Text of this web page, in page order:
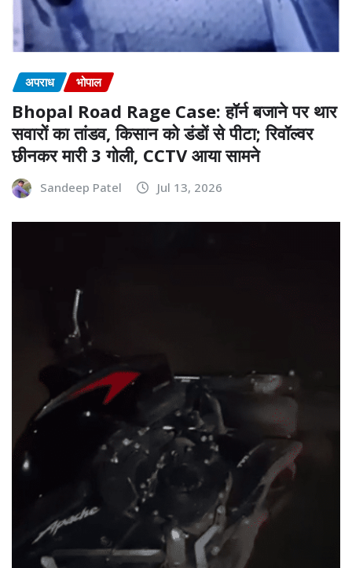
अपराध भोपाल
Bhopal Road Rage Case: हॉर्न बजाने पर थार
सवारों का तांडव, किसान को डंडों से पीटा; रिवॉल्वर
छीनकर मारी 3 गोली, CCTV आया सामने
Sandeep Patel Jul 13, 2026